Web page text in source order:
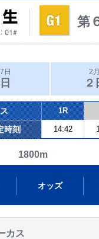
第
日 2
２
1R
時刻 14:42
オッズ
カス